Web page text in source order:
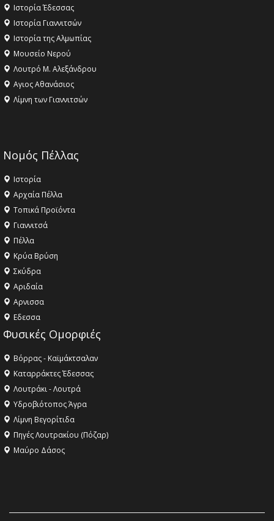
Ιστορία Έδεσσας
Ιστορία Γιαννιτσών
Ιστορία της Αλμωπίας
Μουσείο Νερού
Λουτρό Μ. Αλεξάνδρου
Αγιος Αθανάσιος
Λίμνη των Γιαννιτσών
Νομός Πέλλας
Ιστορία
Αρχαία Πέλλα
Τοπικά Προϊόντα
Γιαννιτσά
Πέλλα
Κρύα Βρύση
Σκύδρα
Αριδαία
Aρνισσα
Eδεσσα
Φυσικές Ομορφιές
Βόρρας - Καϊμάκτσαλαν
Καταρράκτες Έδεσσας
Λουτράκι - Λουτρά
Υδροβιότοπος Άγρα
Λίμνη Βεγορίτιδα
Πηγές Λουτρακίου (Πόζαρ)
Μαύρο Δάσος